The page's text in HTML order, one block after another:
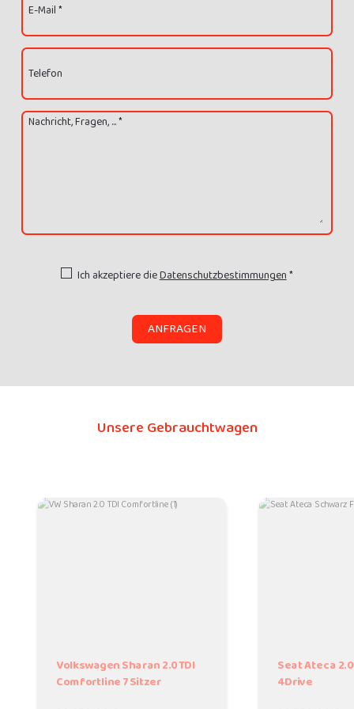
E-Mail *
Telefon
Nachricht, Fragen, ... *
Ich akzeptiere dieDatenschutzbestimmungen*
ANFRAGEN
Unsere Gebrauchtwagen
Volkswagen Sharan 2.0TDI
Comfortline 7Sitzer
Seat Ateca 2.0
4Drive